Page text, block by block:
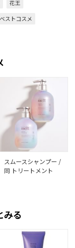
花王
ストコスメ
スムースシャンプー /
同 トリートメント
みる